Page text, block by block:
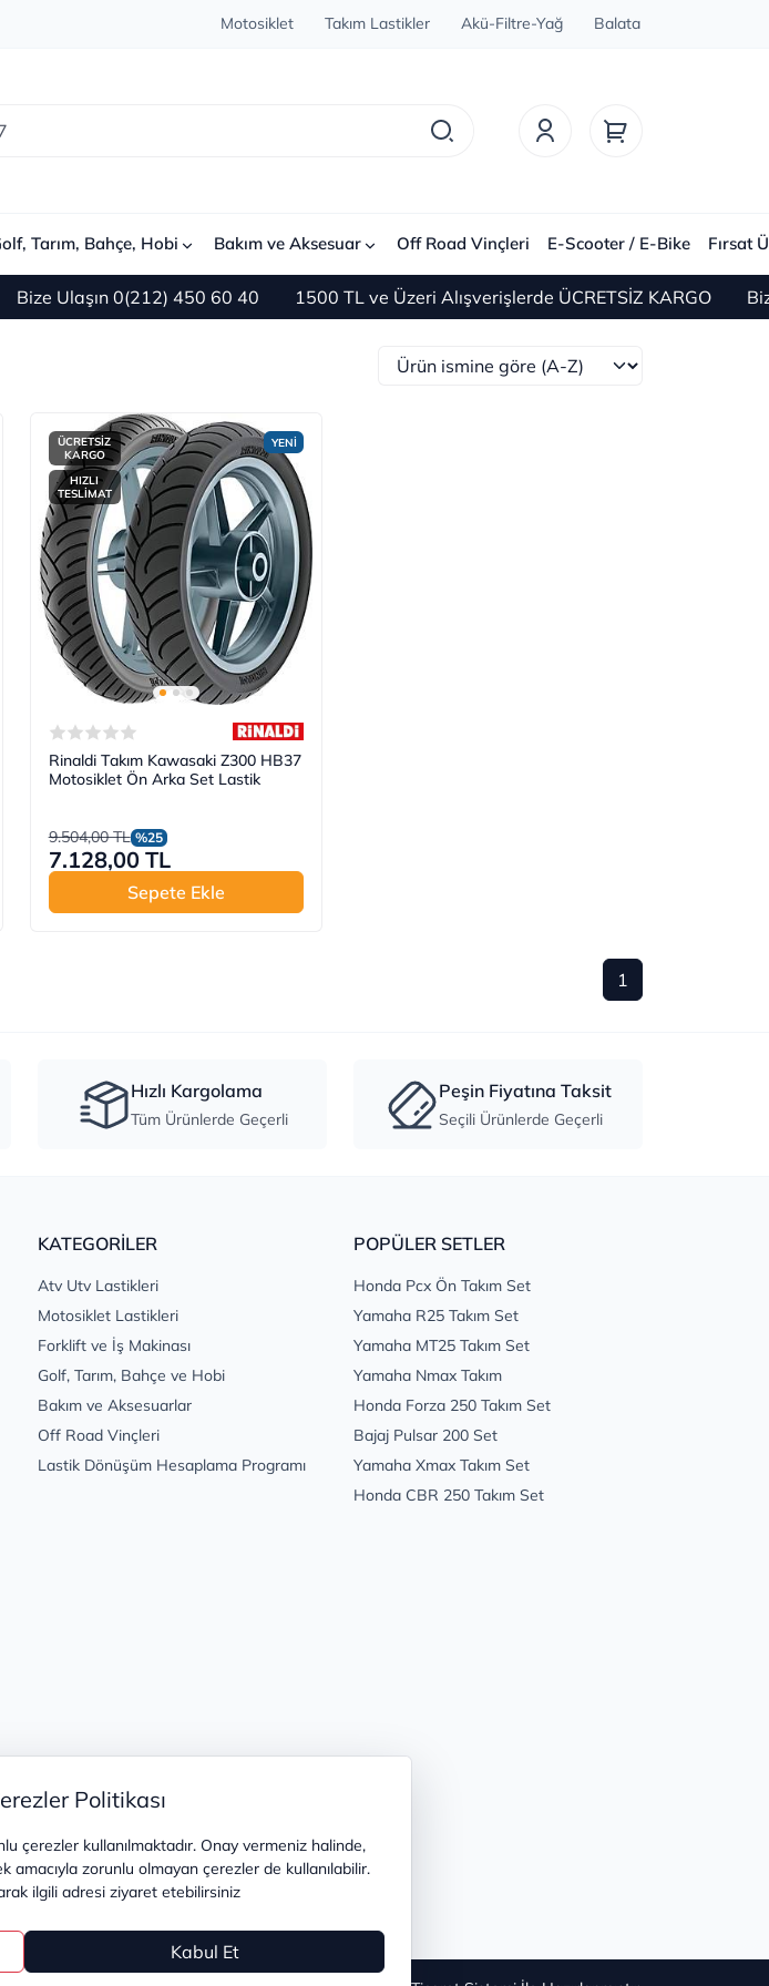
Motosiklet Takım Lastikler Akü-Filtre-Yağ Balata
Tarım, Bahçe, Hobi Bakım ve Aksesuar Off Road Vinçleri E-Scooter / E-Bike Fırsat
Ulaşın 0(212) 450 60 40 1500 TL ve Üzeri Alışverişlerde ÜCRETSİZ KARGO Bize
Politikası
çerezler kullanılmaktadır. Onay vermeniz halinde,
amacıyla zorunlu olmayan çerezler de kullanılabilir.
ilgili adresi ziyaret etebilirsiniz
Kabul Et
YENİ
ÜCRETSİZ
KARGO
HIZLI
TESLİMAT
Rinaldi Takım Kawasaki Z300 HB37
Motosiklet Ön Arka Set Lastik
9.504,00 TL %25
7.128,00 TL
Sepete Ekle
1
Hızlı Kargolama
Tüm Ürünlerde Geçerli
Peşin Fiyatına Taksit
Seçili Ürünlerde Geçerli
KATEGORİLER
Atv Utv Lastikleri
Motosiklet Lastikleri
Forklift ve İş Makinası
Golf, Tarım, Bahçe ve Hobi
Bakım ve Aksesuarlar
Off Road Vinçleri
Lastik Dönüşüm Hesaplama Programı
POPÜLER SETLER
Honda Pcx Ön Takım Set
Yamaha R25 Takım Set
Yamaha MT25 Takım Set
Yamaha Nmax Takım
Honda Forza 250 Takım Set
Bajaj Pulsar 200 Set
Yamaha Xmax Takım Set
Honda CBR 250 Takım Set